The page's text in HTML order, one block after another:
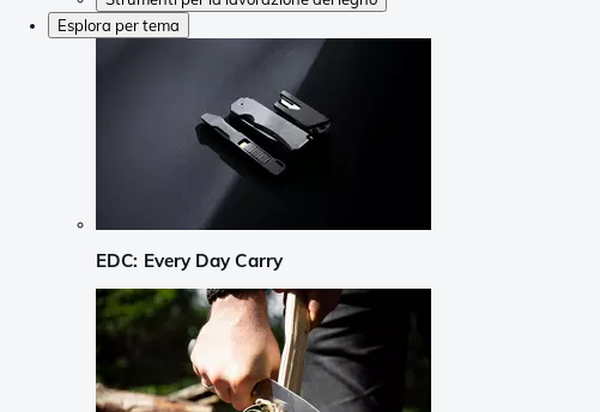
Esplora per tema
EDC: Every Day Carry